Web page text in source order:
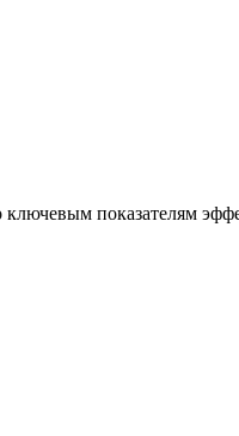
показателям